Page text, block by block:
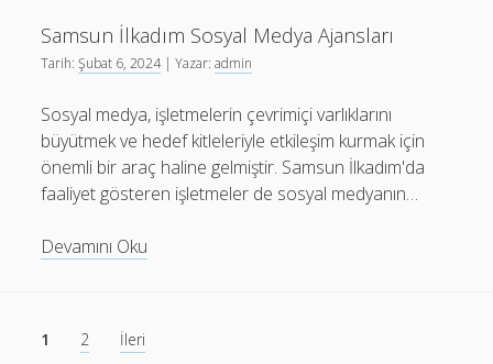
Tasarım
Fiyatları
Samsun İlkadım Sosyal Medya Ajansları
Tarih:Şubat 6, 2024| Yazar:admin
Sosyal medya, işletmelerin çevrimiçi varlıklarını
büyütmek ve hedef kitleleriyle etkileşim kurmak için
önemli bir araç haline gelmiştir. Samsun İlkadım'da
faaliyet gösteren işletmeler de sosyal medyanın…
Devamını Oku
Yazı
1 2 İleri